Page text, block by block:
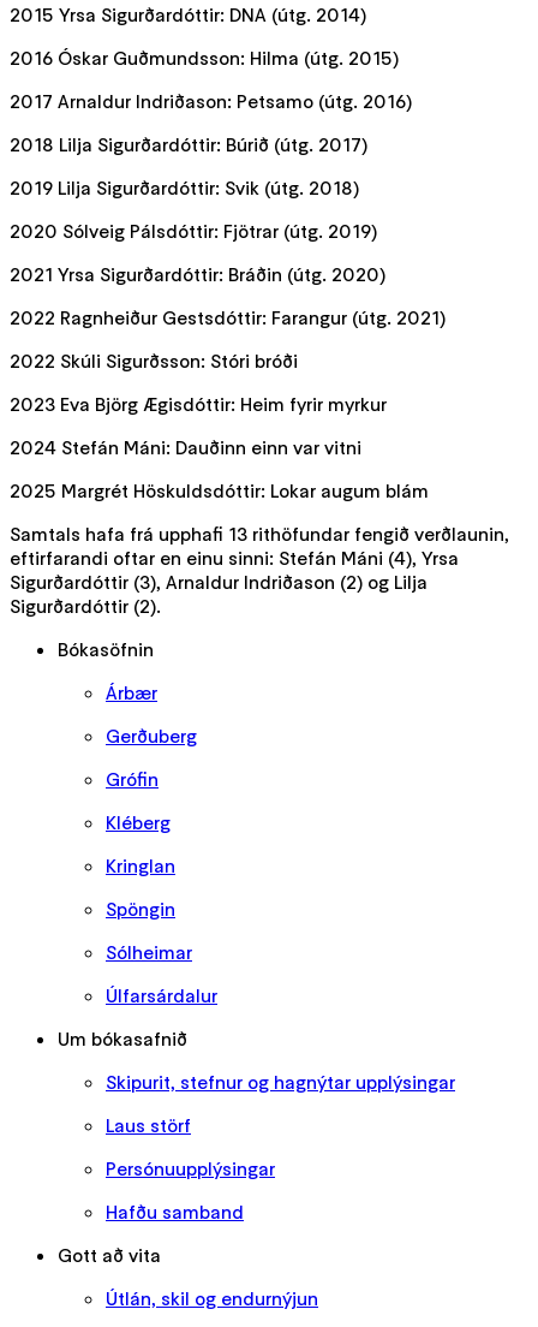
2015 Yrsa Sigurðardóttir: DNA (útg. 2014)
2016 Óskar Guðmundsson: Hilma (útg. 2015)
2017 Arnaldur Indriðason: Petsamo (útg. 2016)
2018 Lilja Sigurðardóttir: Búrið (útg. 2017)
2019 Lilja Sigurðardóttir: Svik (útg. 2018)
2020 Sólveig Pálsdóttir: Fjötrar (útg. 2019)
2021 Yrsa Sigurðardóttir: Bráðin (útg. 2020)
2022 Ragnheiður Gestsdóttir: Farangur (útg. 2021)
2022 Skúli Sigurðsson: Stóri bróði
2023 Eva Björg Ægisdóttir: Heim fyrir myrkur
2024 Stefán Máni: Dauðinn einn var vitni
2025 Margrét Höskuldsdóttir: Lokar augum blám
Samtals hafa frá upphafi 13 rithöfundar fengið verðlaunin,
eftirfarandi oftar en einu sinni: Stefán Máni (4), Yrsa
Sigurðardóttir (3), Arnaldur Indriðason (2) og Lilja
Sigurðardóttir (2).
Bókasöfnin
Árbær
Gerðuberg
Grófin
Kléberg
Kringlan
Spöngin
Sólheimar
Úlfarsárdalur
Um bókasafnið
Skipurit, stefnur og hagnýtar upplýsingar
Laus störf
Persónuupplýsingar
Hafðu samband
Gott að vita
Útlán, skil og endurnýjun